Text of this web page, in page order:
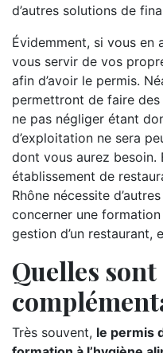
d’autres solutions de
Évidemment, si vous en
vous servir de vos
afin d’avoir le permis.
permettront de faire des
ne pas négliger étant
d’exploitation ne sera
dont vous aurez besoin.
établissement de
Rhône nécessite
concerner une
gestion d’un restaurant,
Quelles
Très souvent, le permis